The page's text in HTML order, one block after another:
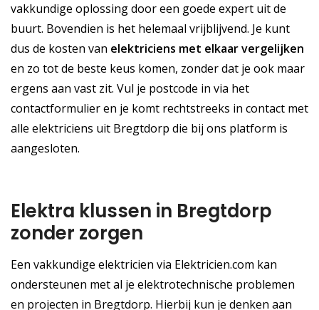
vakkundige oplossing door een goede expert uit de
buurt. Bovendien is het helemaal vrijblijvend. Je kunt
dus de kosten van elektriciens met elkaar vergelijken
en zo tot de beste keus komen, zonder dat je ook maar
ergens aan vast zit. Vul je postcode in via het
contactformulier en je komt rechtstreeks in contact met
alle elektriciens uit Bregtdorp die bij ons platform is
aangesloten.
Elektra klussen in Bregtdorp
zonder zorgen
Een vakkundige elektricien via Elektricien.com kan
ondersteunen met al je elektrotechnische problemen
en projecten in Bregtdorp. Hierbij kun je denken aan